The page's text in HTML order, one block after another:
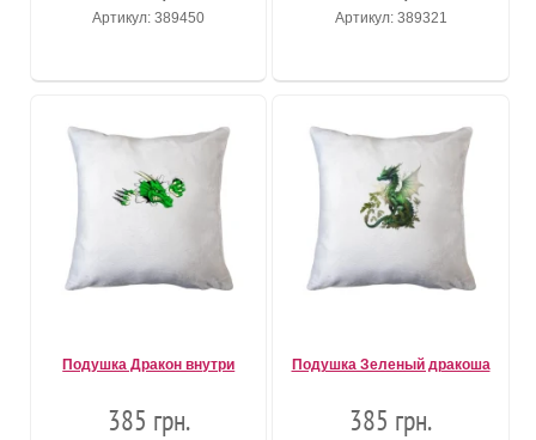
Артикул: 389450 Артикул: 389321
Подушка Дракон внутри
385 грн.
Подушка Зеленый дракоша
385 грн.